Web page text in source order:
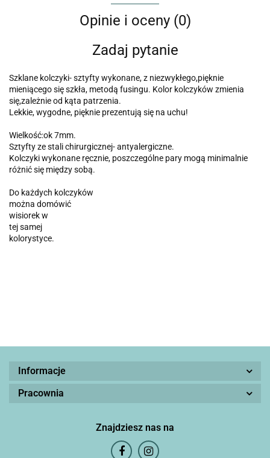
Opinie i oceny (0)
Zadaj pytanie
Szklane kolczyki- sztyfty wykonane, z niezwykłego,pięknie
mieniącego się szkła, metodą fusingu. Kolor kolczyków zmienia
się,zależnie od kąta patrzenia.
Lekkie, wygodne, pięknie prezentują się na uchu!
Wielkość:ok 7mm.
Sztyfty ze stali chirurgicznej- antyalergiczne.
Kolczyki wykonane ręcznie, poszczególne pary mogą minimalnie
różnić się między sobą.
Do każdych kolczyków
można domówić
wisiorek w
tej samej
kolorystyce.
Informacje
Pracownia
Znajdziesz nas na